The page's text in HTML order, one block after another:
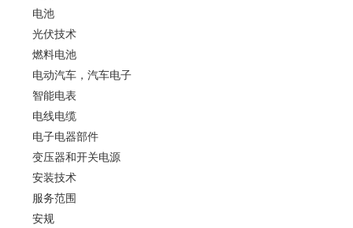
电池
光伏技术
燃料电池
电动汽车，汽车电子
智能电表
电线电缆
电子电器部件
变压器和开关电源
安装技术
服务范围
安规